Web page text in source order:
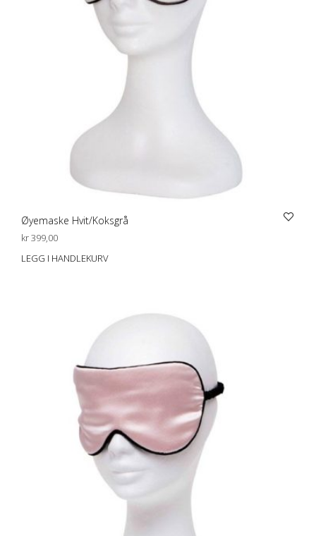
Øyemaske Hvit/Koksgrå
kr399,00
LEGG I HANDLEKURV